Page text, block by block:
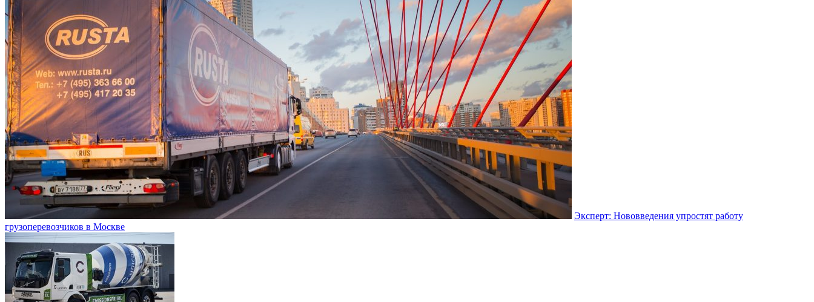
Эксперт: Нововведения упростят работу
грузоперевозчиков в Москве